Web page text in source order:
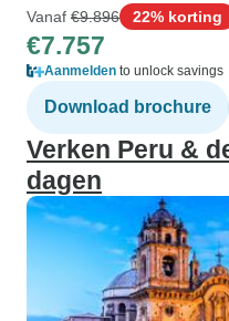
Vanaf €9.896 22% korting
€7.757
Aanmelden to unlock savings
Download brochure
Verken Peru &
dagen